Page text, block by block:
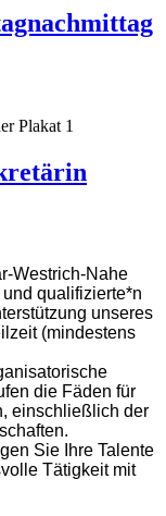
Westrich-Nahe
qualifizierte*n
unseres
(mindestens
die Fäden für
einschließlich der
Sie Ihre Talente
Tätigkeit mit